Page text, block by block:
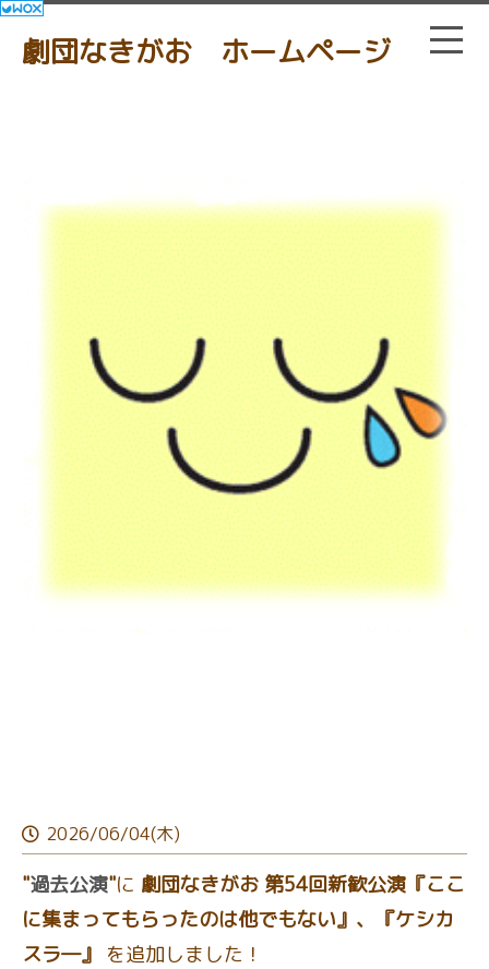
劇団なきがお ホームページ
2026/06/04(木)
"過去公演"に 劇団なきがお 第54回新歓公演『ここ
に集まってもらったのは他でもない』、『ケシカ
スラ―』 を追加しました！